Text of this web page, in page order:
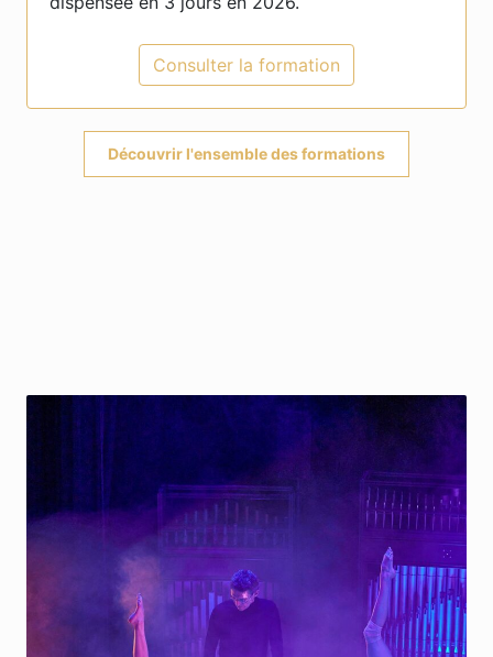
Consulter la formation
Découvrir l'ensemble des formations